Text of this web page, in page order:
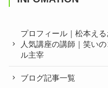
プロフィール｜松本え
人気講座の講師｜笑い
ル主宰
ブログ記事一覧